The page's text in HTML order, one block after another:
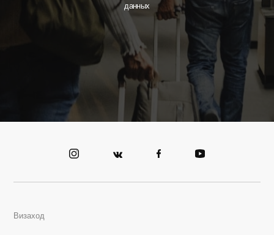
данных
Визаход